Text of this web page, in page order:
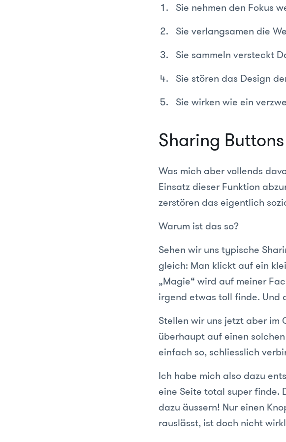
Sie nehmen den Fokus
Sie verlangsamen die
Sie sammeln versteckt
Sie stören das Design
Sie wirken wie ein
Sharing
Was mich aber vollends
Einsatz dieser Funktion
zerstören das eigentlich
Warum ist das so?
Sehen wir uns typische
gleich: Man klickt auf ein
„Magie“ wird auf meiner
irgend etwas toll finde. Und
Stellen wir uns jetzt aber im
überhaupt auf einen
einfach so, schliesslich
Ich habe mich also dazu
eine Seite total super finde.
dazu äussern! Nur einen
rauslässt, ist doch nicht